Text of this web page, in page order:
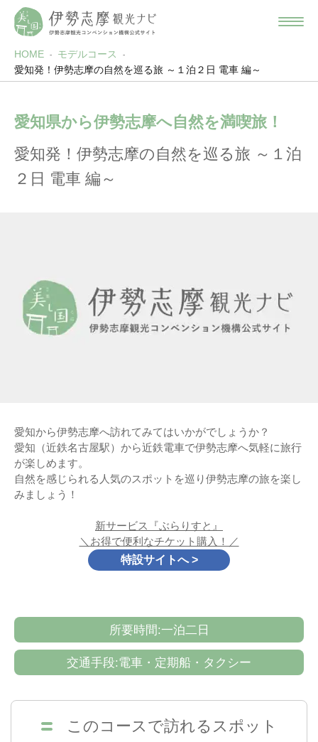
HOME
モデルコース
愛知発！伊勢志摩の自然を巡る旅 ～１泊２日 電車 編～
愛知県から伊勢志摩へ自然を満喫旅！
愛知発！伊勢志摩の自然を巡る旅 ～１泊
２日 電車 編～
愛知から伊勢志摩へ訪れてみてはいかがでしょうか？
愛知（近鉄名古屋駅）から近鉄電車で伊勢志摩へ気軽に旅行
が楽しめます。
自然を感じられる人気のスポットを巡り伊勢志摩の旅を楽し
みましょう！
新サービス『ぶらりすと』
＼お得で便利なチケット購入！／
特設サイトへ >
所要時間:一泊二日
交通手段:電車・定期船・タクシー
このコースで訪れるスポット